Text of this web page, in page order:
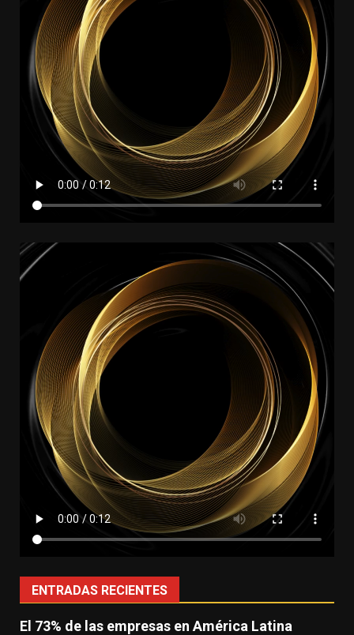
ENTRADAS RECIENTES
El 73% de las empresas en América Latina